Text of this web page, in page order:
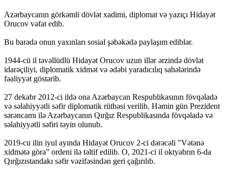
Azərbaycanın görkəmli dövlət xadimi, diplomat və yazıçı Hidayət
Orucov vəfat edib.
Bu barədə onun yaxınları sosial şəbəkədə paylaşım ediblər.
1944-cü il təvəllüdlü Hidayət Orucov uzun illər ərzində dövlət
idarəçiliyi, diplomatik xidmət və ədəbi yaradıcılıq sahələrində
fəaliyyət göstərib.
27 dekabr 2012-ci ildə ona Azərbaycan Respublikasının fövqəladə
və səlahiyyətli səfir diplomatik rütbəsi verilib. Həmin gün Prezident
sərəncamı ilə Azərbaycanın Qırğız Respublikasında fövqəladə və
səlahiyyətli səfiri təyin olunub.
2019-cu ilin iyul ayında Hidayət Orucov 2-ci dərəcəli "Vətənə
xidmətə görə” ordeni ilə təltif edilib. O, 2021-ci il oktyabrın 6-da
Qırğızıstandakı səfir vəzifəsindən geri çağırılıb.